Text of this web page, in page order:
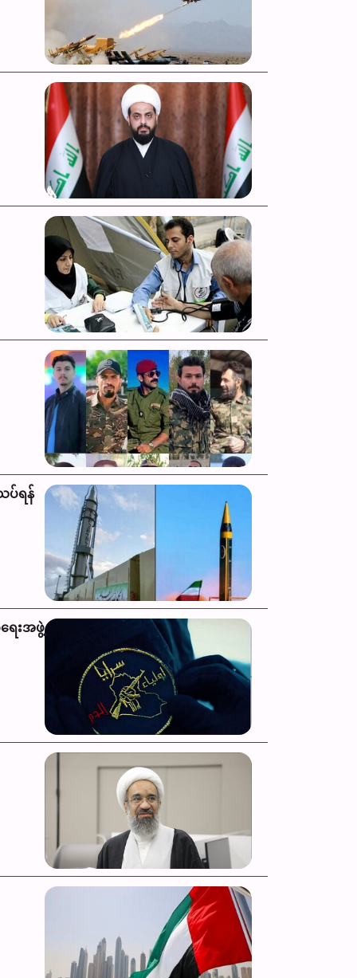
ပ်ရန်
ေးအဖွဲ့